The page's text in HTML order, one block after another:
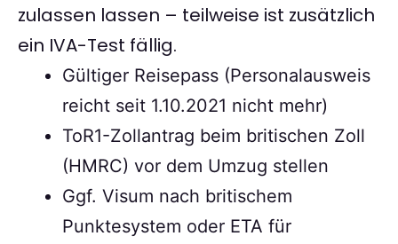
zulassen lassen – teilweise ist zusätzlich
ein IVA-Test fällig.
Gültiger Reisepass (Personalausweis
reicht seit 1.10.2021 nicht mehr)
ToR1-Zollantrag beim britischen Zoll
(HMRC) vor dem Umzug stellen
Ggf. Visum nach britischem
Punktesystem oder ETA für